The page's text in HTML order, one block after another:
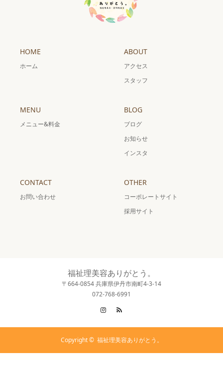
HOME
ホーム
ABOUT
アクセス
スタッフ
MENU
メニュー&料金
BLOG
ブログ
お知らせ
インスタ
CONTACT
お問い合わせ
OTHER
コーポレートサイト
採用サイト
福祉理美容ありがとう。
〒664-0854 兵庫県伊丹市南町4-3-14
072-768-6991
Instagram
Copyright © 福祉理美容ありがとう。